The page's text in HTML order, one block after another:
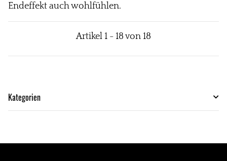
Endeffekt auch wohlfühlen.
Artikel 1 - 18 von 18
Kategorien